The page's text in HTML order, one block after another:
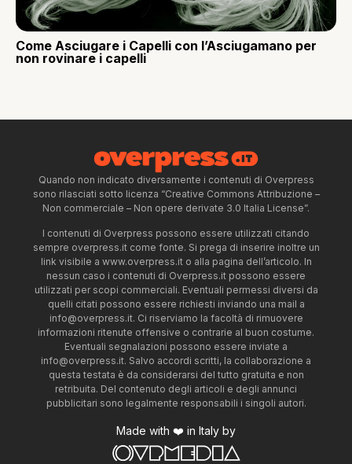
Come Asciugare i Capelli con l’Asciugamano per
non rovinare i capelli
Quando non indicato diversamente i contenuti di Overpress
sono rilasciati sotto licenza “Creative Commons Attribuzione –
Non commerciale – Non opere derivate 3.0 Italia License”.
I contenuti di Overpress possono essere utilizzati citando
sempre overpress.it come fonte. Si prega di inserire inoltre un
link visibile a www.overpress.it o alla pagina dell’articolo. In
nessun caso i contenuti di Overpress.it possono essere
utilizzati per scopi commerciali. Eventuali permessi diversi da
quelli citati possono essere richiesti inviando una mail a
info@overpress.it. Ci riserviamo la facoltà di rimuovere
informazioni ritenute offensive o contrarie al buon costume.
Eventuali segnalazioni possono essere inviate a
info@overpress.it. Salvo accordi scritti, la collaborazione a
questa testata è da considerarsi del tutto gratuita e non
retribuita. Del contenuto degli articoli e degli annunci
pubblicitari sono legalmente responsabili i singoli autori.
Made with ❤️ in Italy by